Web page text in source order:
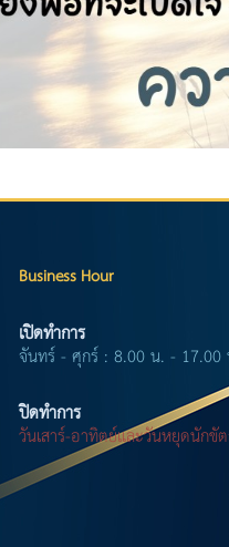
Business Hour
เปิดทำการ
จันทร์ - ศุกร์ : 8.00 น. - 17.00
ปิดทำการ
วันเสาร์-อาทิตย์และวันหยุดนักขั